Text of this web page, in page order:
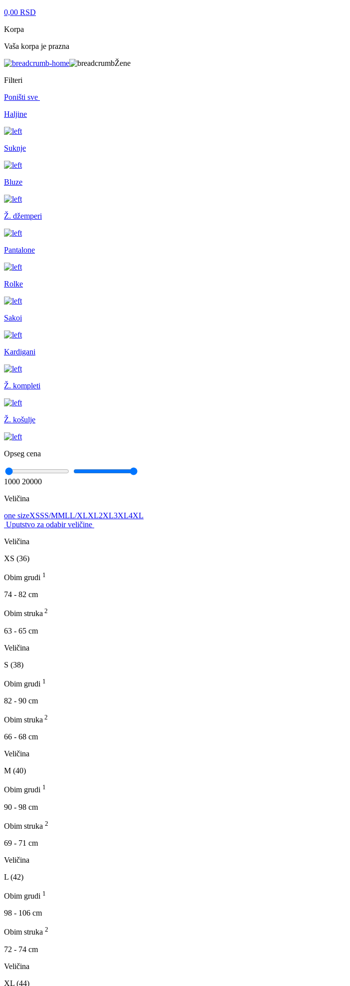
0,00 RSD
Korpa
Vaša korpa je prazna
Žene
Filteri
Poništi sve
Haljine
Suknje
Bluze
Ž. džemperi
Pantalone
Rolke
Sakoi
Kardigani
Ž. kompleti
Ž. košulje
Opseg cena
1000 20000
Veličina
one sizeXSSS/MMLL/XLXL2XL3XL4XL
Uputstvo za odabir veličine
Veličina
XS (36)
Obim grudi 1
74 - 82 cm
Obim struka 2
63 - 65 cm
Veličina
S (38)
Obim grudi 1
82 - 90 cm
Obim struka 2
66 - 68 cm
Veličina
M (40)
Obim grudi 1
90 - 98 cm
Obim struka 2
69 - 71 cm
Veličina
L (42)
Obim grudi 1
98 - 106 cm
Obim struka 2
72 - 74 cm
Veličina
XL (44)